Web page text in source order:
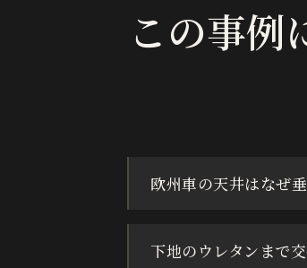
この事例
欧州車の天井はなぜ
下地のウレタンまで